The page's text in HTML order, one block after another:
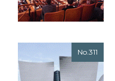
No.311